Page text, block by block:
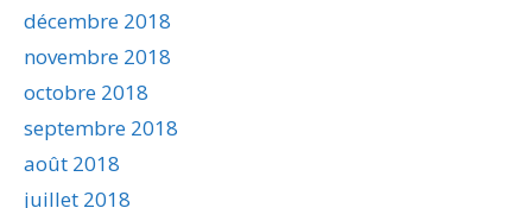
décembre 2018
novembre 2018
octobre 2018
septembre 2018
août 2018
juillet 2018